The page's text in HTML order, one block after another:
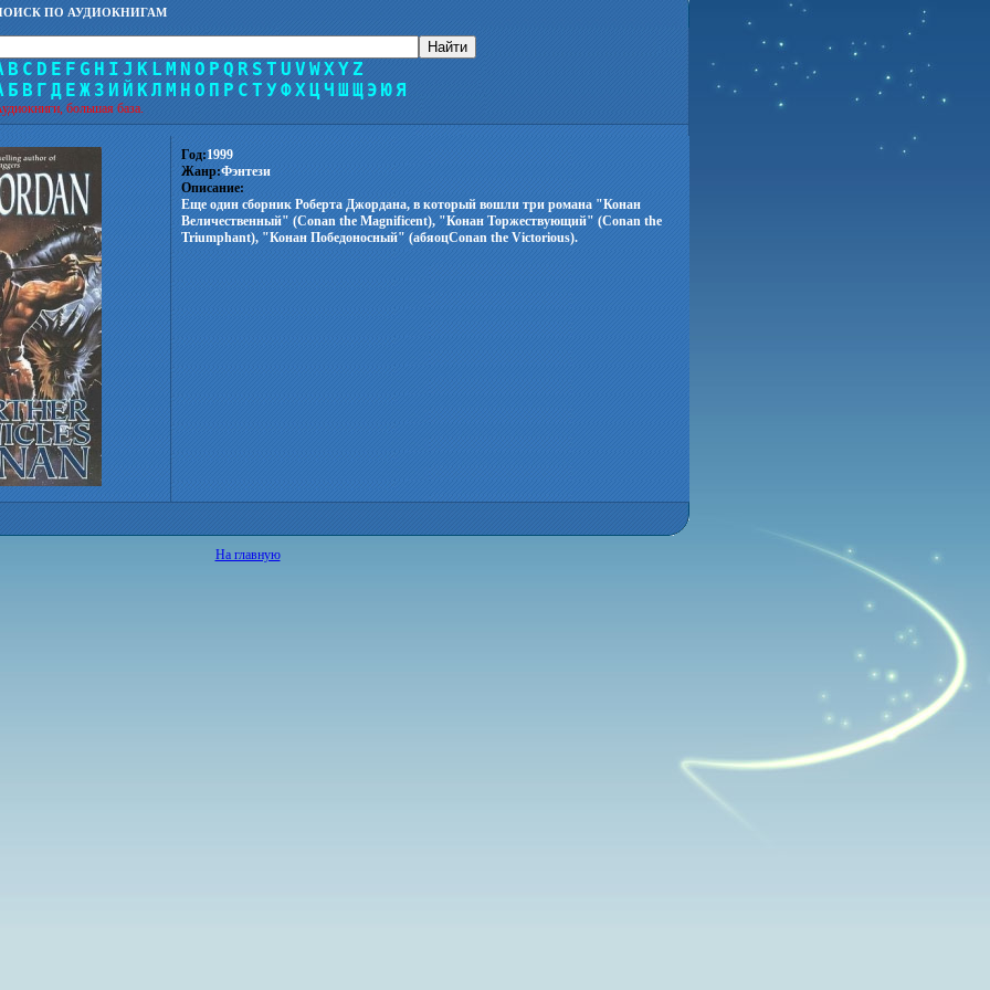
ПО АУДИОКНИГАМ
B C D E F G H I J K L M N O P Q R S T U V WXYZ
Б В Г Д Е Ж З И Й КЛ М Н О П Р С Т УФХ ЦЧ Ш Щ Э ЮЯ
большая база.
Год:1999
Жанр:Фэнтези
Описание:
Еще один сборник Роберта Джордана, в который вошли три романа "Конан
Величественный" (Conan the Magnificent), "Конан Торжествующий" (Conan the
Triumphant), "Конан Победоносный" (абяоцConan the Victorious).
На главную